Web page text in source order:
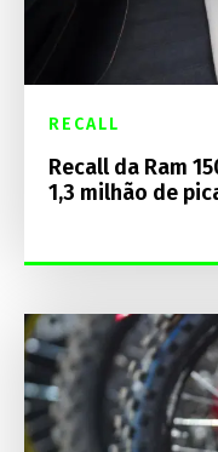
RECALL
Recall da Ram
1,3 milhão de